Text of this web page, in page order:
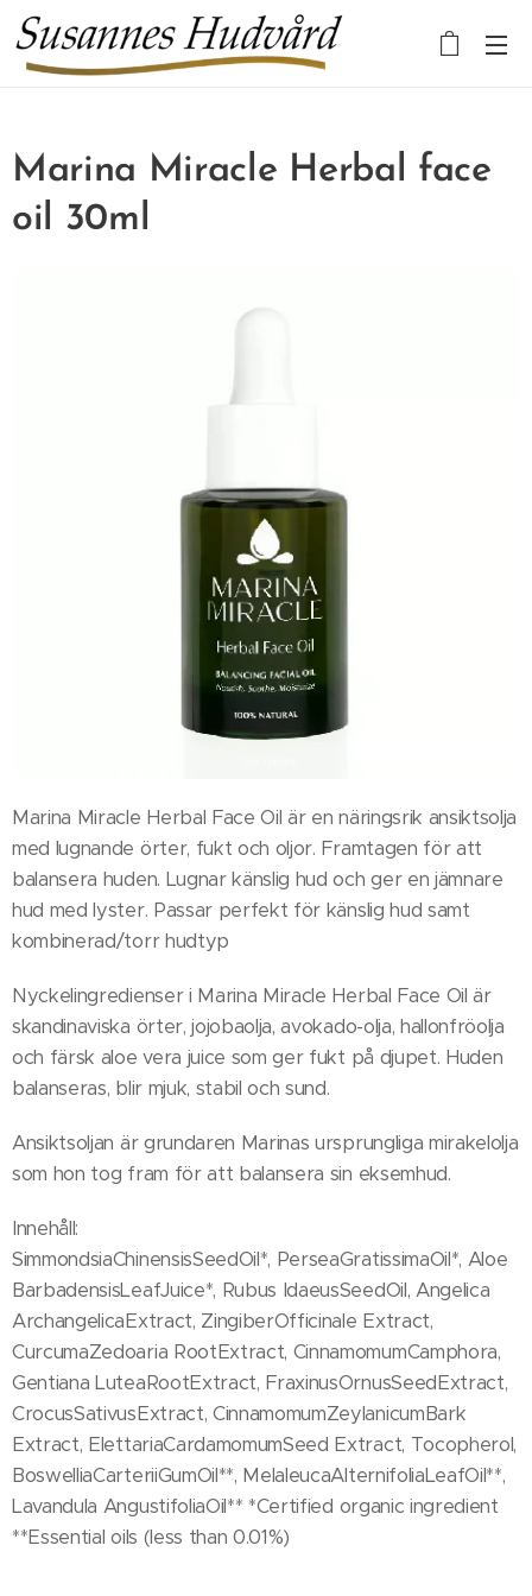
Marina Miracle Herbal face
oil 30ml
Marina Miracle Herbal Face Oil är en näringsrik ansiktsolja
med lugnande örter, fukt och oljor. Framtagen för att
balansera huden. Lugnar känslig hud och ger en jämnare
hud med lyster. Passar perfekt för känslig hud samt
kombinerad/torr hudtyp
Nyckelingredienser i Marina Miracle Herbal Face Oil är
skandinaviska örter, jojobaolja, avokado-olja, hallonfröolja
och färsk aloe vera juice som ger fukt på djupet. Huden
balanseras, blir mjuk, stabil och sund.
Ansiktsoljan är grundaren Marinas ursprungliga mirakelolja
som hon tog fram för att balansera sin eksemhud.
Innehåll:
SimmondsiaChinensisSeedOil*, PerseaGratissimaOil*, Aloe
BarbadensisLeafJuice*, Rubus IdaeusSeedOil, Angelica
ArchangelicaExtract, ZingiberOfficinale Extract,
CurcumaZedoaria RootExtract, CinnamomumCamphora,
Gentiana LuteaRootExtract, FraxinusOrnusSeedExtract,
CrocusSativusExtract, CinnamomumZeylanicumBark
Extract, ElettariaCardamomumSeed Extract, Tocopherol,
BoswelliaCarteriiGumOil**, MelaleucaAlternifoliaLeafOil**,
Lavandula AngustifoliaOil** *Certified organic ingredient
**Essential oils (less than 0.01%)